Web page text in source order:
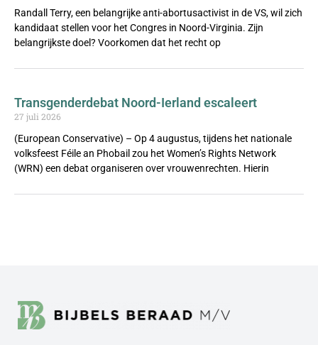
Randall Terry, een belangrijke anti-abortusactivist in de VS, wil zich
kandidaat stellen voor het Congres in Noord-Virginia. Zijn
belangrijkste doel? Voorkomen dat het recht op
Transgenderdebat Noord-Ierland escaleert
27 juli 2026
(European Conservative) – Op 4 augustus, tijdens het nationale
volksfeest Féile an Phobail zou het Women’s Rights Network
(WRN) een debat organiseren over vrouwenrechten. Hierin